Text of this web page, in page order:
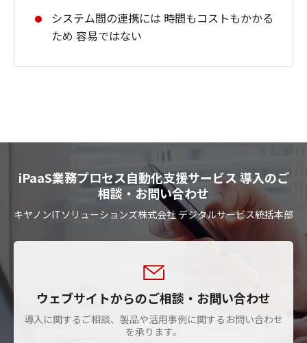
システム間の連携には 時間もコストもかかる
ため 容易ではない
iPaaS業務プロセス自動化支援サービス 導入のご
相談・お問い合わせ
キヤノンITソリューションズ株式会社 デジタルサービス統括本部
ウェブサイトからのご相談・お問い合わせ
導入に関するご相談、製品や活用事例に関するお問い合わせ
を承ります。